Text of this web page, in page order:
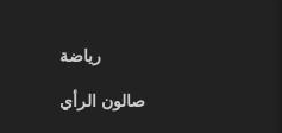
رياضة
صالون الرأي